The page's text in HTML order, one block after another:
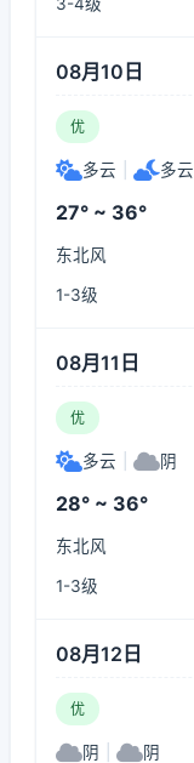
08月10日
优
多云 多云
27° ~ 36°
东北风
1-3级
08月11日
优
多云 阴
28° ~ 36°
东北风
1-3级
08月12日
优
阴 阴